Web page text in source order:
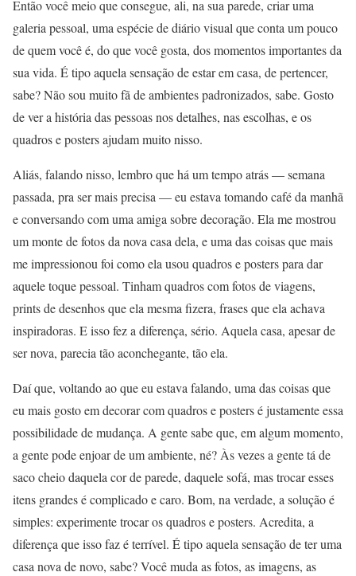
Então você meio que consegue, ali, na sua parede, criar uma
galeria pessoal, uma espécie de diário visual que conta um pouco
de quem você é, do que você gosta, dos momentos importantes da
sua vida. É tipo aquela sensação de estar em casa, de pertencer,
sabe? Não sou muito fã de ambientes padronizados, sabe. Gosto
de ver a história das pessoas nos detalhes, nas escolhas, e os
quadros e posters ajudam muito nisso.
Aliás, falando nisso, lembro que há um tempo atrás — semana
passada, pra ser mais precisa — eu estava tomando café da manhã
e conversando com uma amiga sobre decoração. Ela me mostrou
um monte de fotos da nova casa dela, e uma das coisas que mais
me impressionou foi como ela usou quadros e posters para dar
aquele toque pessoal. Tinham quadros com fotos de viagens,
prints de desenhos que ela mesma fizera, frases que ela achava
inspiradoras. E isso fez a diferença, sério. Aquela casa, apesar de
ser nova, parecia tão aconchegante, tão ela.
Daí que, voltando ao que eu estava falando, uma das coisas que
eu mais gosto em decorar com quadros e posters é justamente essa
possibilidade de mudança. A gente sabe que, em algum momento,
a gente pode enjoar de um ambiente, né? Às vezes a gente tá de
saco cheio daquela cor de parede, daquele sofá, mas trocar esses
itens grandes é complicado e caro. Bom, na verdade, a solução é
simples: experimente trocar os quadros e posters. Acredita, a
diferença que isso faz é terrível. É tipo aquela sensação de ter uma
casa nova de novo, sabe? Você muda as fotos, as imagens, as